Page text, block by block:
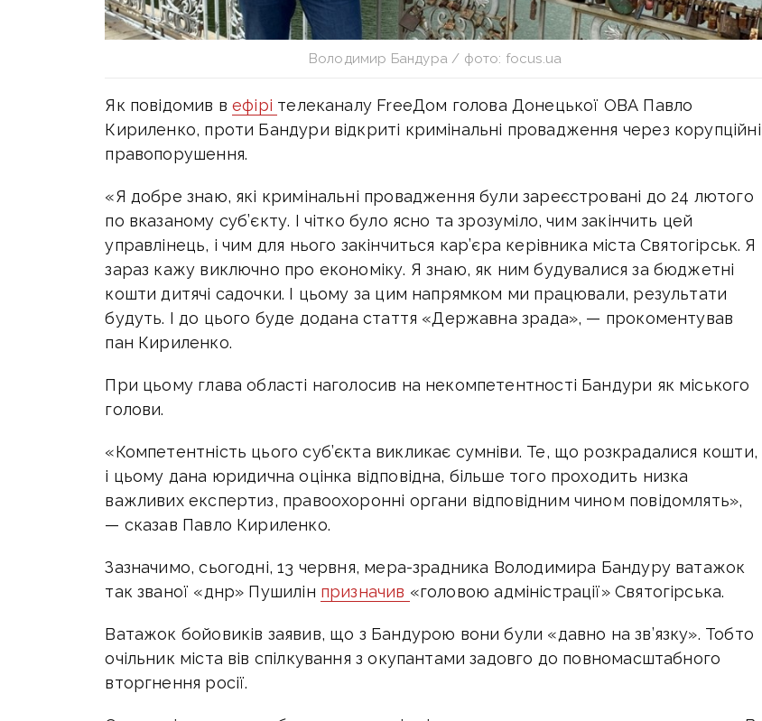
Володимир Бандура / фото: focus.ua
Як повідомив вефірі телеканалу FreeДом голова Донецької ОВА Павло
Кириленко, проти Бандури відкриті кримінальні провадження через корупційні
правопорушення.
«Я добре знаю, які кримінальні провадження були зареєстровані до 24 лютого
по вказаному суб’єкту. І чітко було ясно та зрозуміло, чим закінчить цей
управлінець, і чим для нього закінчиться кар’єра керівника міста Святогірськ. Я
зараз кажу виключно про економіку. Я знаю, як ним будувалися за бюджетні
кошти дитячі садочки. І цьому за цим напрямком ми працювали, результати
будуть. І до цього буде додана стаття «Державна зрада», — прокоментував
пан Кириленко.
При цьому глава області наголосив на некомпетентності Бандури як міського
голови.
«Компетентність цього суб’єкта викликає сумніви. Те, що розкрадалися кошти,
і цьому дана юридична оцінка відповідна, більше того проходить низка
важливих експертиз, правоохоронні органи відповідним чином повідомлять»,
— сказав Павло Кириленко.
Зазначимо, сьогодні, 13 червня, мера-зрадника Володимира Бандуру ватажок
так званої «днр» Пушилін призначив «головою адміністрації» Святогірська.
Ватажок бойовиків заявив, що з Бандурою вони були «давно на зв’язку». Тобто
очільник міста вів спілкування з окупантами задовго до повномасштабного
вторгнення росії.